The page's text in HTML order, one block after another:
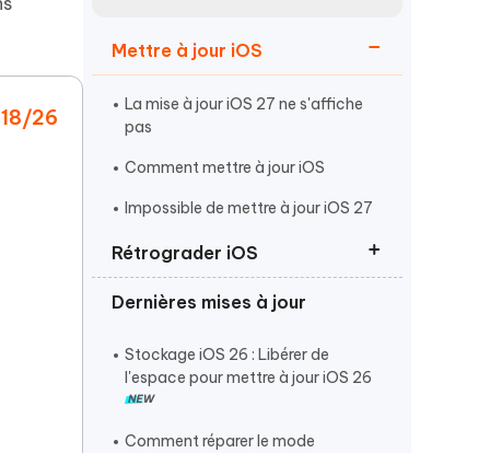
Plus de conseils utiles
Plus de conseils utiles
Commencer
Mettre à jour iOS
La mise à jour iOS 27 ne s'affiche
pas
Comment mettre à jour iOS
Impossible de mettre à jour iOS 27
Rétrograder iOS
Rétrograder d'iOS 27 vers iOS 26
Revenir à iOS 26 sans iTunes
Supprimer ou désinstaller iOS 27
Dernières mises à jour
Stockage iOS 26 : Libérer de
l'espace pour mettre à jour iOS 26
Comment réparer le mode
26